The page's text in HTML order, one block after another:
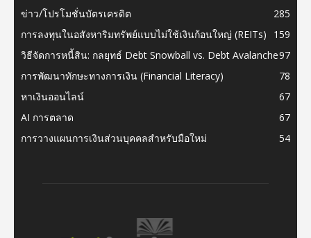
ข่าว/โปรโมชั่นบัตรเครดิต
285
การลงทุนในอสังหาริมทรัพย์แบบไม่ใช้เงินก้อนใหญ่ (REITs)
159
วิธีจัดการหนี้สิน: กลยุทธ์ Debt Snowball vs. Debt Avalanche97
การพัฒนาทักษะทางการเงิน (Financial Literacy)
78
หาเงินออนไลน์
67
AI การตลาด
67
การวางแผนการเงินส่วนบุคคลสำหรับมือใหม่
54